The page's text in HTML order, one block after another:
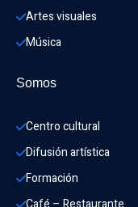
Artes visuales
Música
Somos
Centro cultural
Difusión artística
Formación